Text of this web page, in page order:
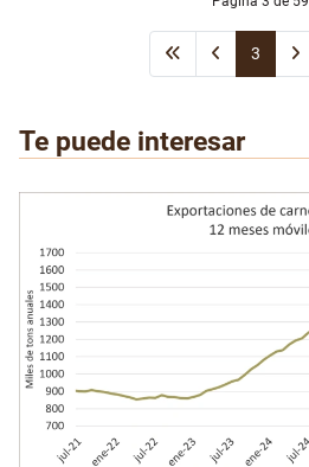
3
Te puede interesar